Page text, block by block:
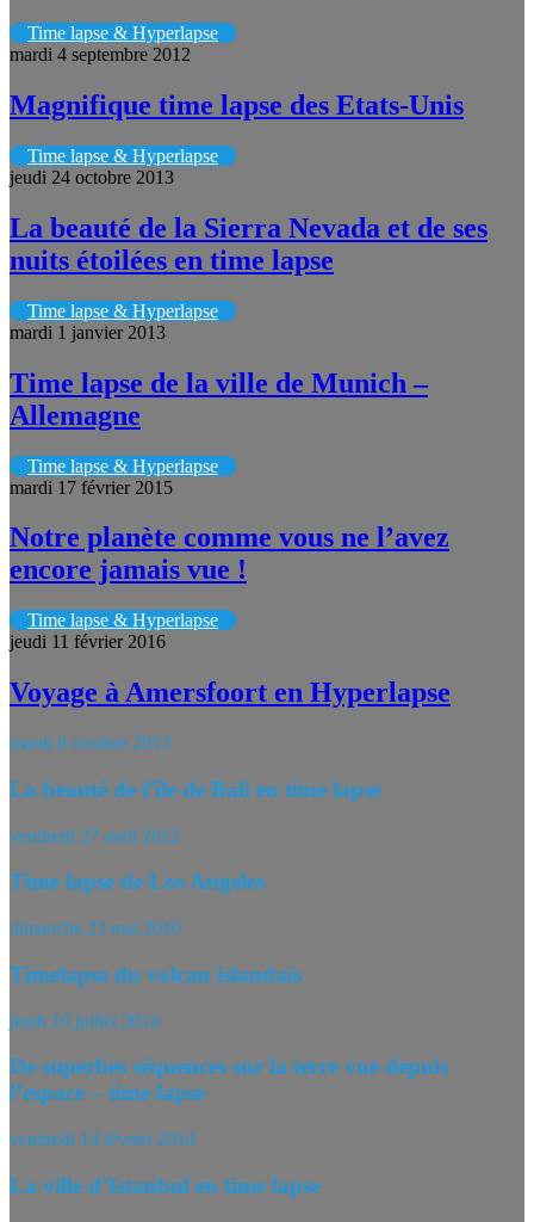
Time lapse & Hyperlapse
mardi 4 septembre 2012
Magnifique time lapse des Etats-Unis
Time lapse & Hyperlapse
jeudi 24 octobre 2013
La beauté de la Sierra Nevada et de ses
nuits étoilées en time lapse
Time lapse & Hyperlapse
mardi 1 janvier 2013
Time lapse de la ville de Munich –
Allemagne
Time lapse & Hyperlapse
mardi 17 février 2015
Notre planète comme vous ne l’avez
encore jamais vue !
Time lapse & Hyperlapse
jeudi 11 février 2016
Voyage à Amersfoort en Hyperlapse
mardi 8 octobre 2013
La beauté de l’île de Bali en time lapse
vendredi 27 avril 2012
Time lapse de Los Angeles
dimanche 23 mai 2010
Timelapse du volcan islandais
jeudi 10 juillet 2014
De superbes séquences sur la terre vue depuis
l’espace – time lapse
vendredi 14 février 2014
La ville d’Istanbul en time lapse